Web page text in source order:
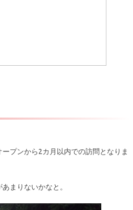
プンから2カ月以内での訪問となりま
まりないかなと。